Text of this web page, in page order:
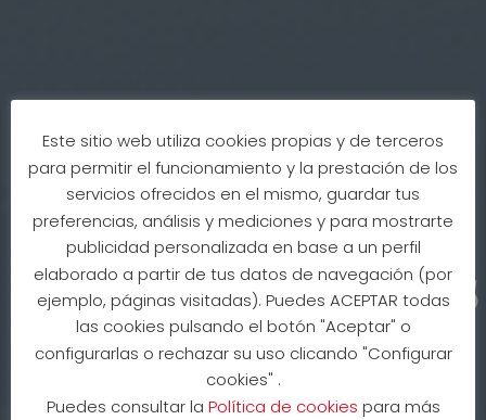
REVIEWS – Nicholas
Topley
Este sitio web utiliza cookies propias y de terceros
para permitir el funcionamiento y la prestación de los
servicios ofrecidos en el mismo, guardar tus
preferencias, análisis y mediciones y para mostrarte
publicidad personalizada en base a un perfil
elaborado a partir de tus datos de navegación (por
ejemplo, páginas visitadas). Puedes ACEPTAR todas
las cookies pulsando el botón "Aceptar" o
configurarlas o rechazar su uso clicando "Configurar
cookies" .
Puedes consultar la Política de cookies para más